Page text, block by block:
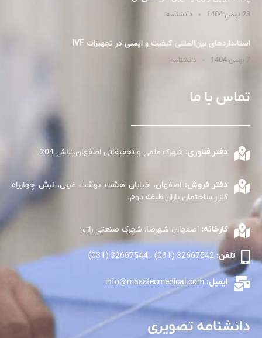
23 بهمن 1404 دانشنامه
استانداردهای بین‌المللی کیفیت و ایمنی در تجهیزات IVF
7 بهمن 1404 دانشنامه
تماس با ما
دفتر فناوری: شهرک علمی و تحقیقاتی اصفهان،تلاش 204
دفتر فروش: اصفهان، خیابان هشت بهشت غربی، نبش چهارراه
گلزار،ساختمان باران،طبقه دوم.
کارخانه: اصفهان، شهرضا، شهرک صنعتی رازی
تلفن:
ایمیل:info@masstecmedical.com
دانشنامه تصویری